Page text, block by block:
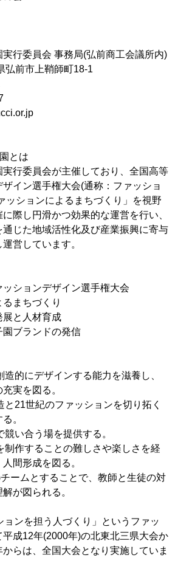
行委員会 事務局(弘前商工会議所内)
前市上鞘師町18-1
とは
行委員会が主催しており、全国高等
イン選手権大会(通称：ファッショ
ッションによるまちづくり」を視野
際し円滑かつ効果的な運営を行い、
じた地域活性化及び産業振興に寄与
営しています。
ッションデザイン選手権大会
るまちづくり
展と人材育成
園ブランドの発信
的にデザインする能力を滋養し、
実を図る。
と21世紀のファッションを切り拓く
。
い合う場を提供する。
制作することの難しさや楽しさを経
間形成を図る。
ームとすることで、教師と生徒の対
が図られる。
ョンを担う人づくり」というファッ
平成12年(2000年)の北東北三県大会か
らは、全国大会となり実施していま